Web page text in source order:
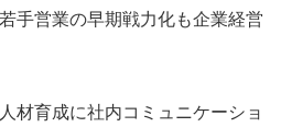
手営業の早期戦力化も企業経営
材育成に社内コミュニケーショ